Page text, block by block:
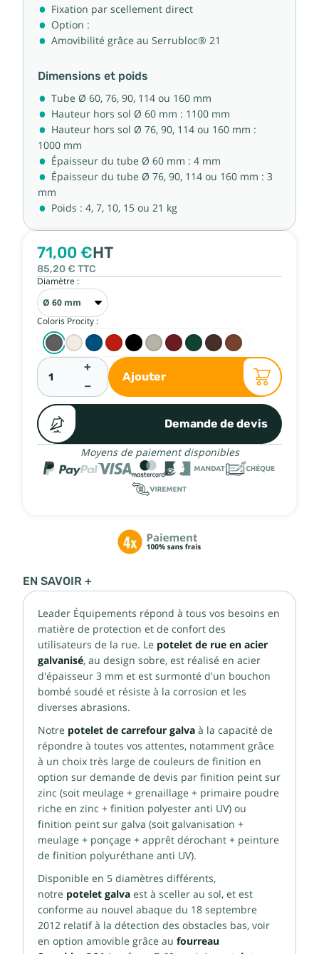
Fixation par scellement direct
Option :
Amovibilité grâce au Serrubloc® 21
Dimensions et poids
Tube Ø 60, 76, 90, 114 ou 160 mm
Hauteur hors sol Ø 60 mm : 1100 mm
Hauteur hors sol Ø 76, 90, 114 ou 160 mm :
1000 mm
Épaisseur du tube Ø 60 mm : 4 mm
Épaisseur du tube Ø 76, 90, 114 ou 160 mm : 3
mm
Poids : 4, 7, 10, 15 ou 21 kg
71,00 €HT
85,20 € TTC
Diamètre :
Coloris Procity :
+
−
Ajouter
Demande de devis
Moyens de paiement disponibles
EN SAVOIR +
Leader Équipements répond à tous vos besoins en
matière de protection et de confort des
utilisateurs de la rue. Le potelet de rue en acier
galvanisé, au design sobre, est réalisé en acier
d'épaisseur 3 mm et est surmonté d'un bouchon
bombé soudé et résiste à la corrosion et les
diverses abrasions.
Notre potelet de carrefour galva à la capacité de
répondre à toutes vos attentes, notamment grâce
à un choix très large de couleurs de finition en
option sur demande de devis par finition peint sur
zinc (soit meulage + grenaillage + primaire poudre
riche en zinc + finition polyester anti UV) ou
finition peint sur galva (soit galvanisation +
meulage + ponçage + apprêt dérochant + peinture
de finition polyuréthane anti UV).
Disponible en 5 diamètres différents,
notre potelet galva est à sceller au sol, et est
conforme au nouvel abaque du 18 septembre
2012 relatif à la détection des obstacles bas, voir
en option amovible grâce au fourreau